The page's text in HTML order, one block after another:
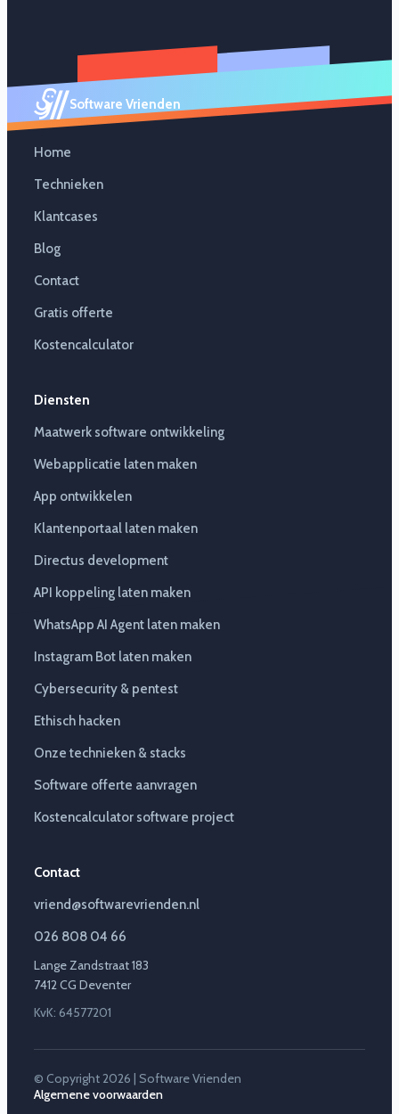
Software Vrienden
Home
Technieken
Klantcases
Blog
Contact
Gratis offerte
Kostencalculator
Diensten
Maatwerk software ontwikkeling
Webapplicatie laten maken
App ontwikkelen
Klantenportaal laten maken
Directus development
API koppeling laten maken
WhatsApp AI Agent laten maken
Instagram Bot laten maken
Cybersecurity & pentest
Ethisch hacken
Onze technieken & stacks
Software offerte aanvragen
Kostencalculator software project
Contact
vriend@softwarevrienden.nl
026 808 04 66
Lange Zandstraat 183
7412 CG Deventer
KvK: 64577201
© Copyright 2026 | Software Vrienden
Algemene voorwaarden